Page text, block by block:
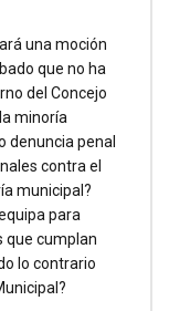
una moción
que no ha
del Concejo
minoría
denuncia penal
contra el
municipal?
para
que cumplan
lo contrario